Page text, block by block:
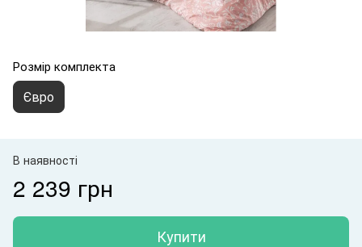
Розмір комплекта
Євро
В наявності
2 239 грн
Купити